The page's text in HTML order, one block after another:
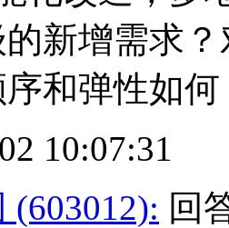
新增需求
和弹性如何
10:07:31
(603012): 回